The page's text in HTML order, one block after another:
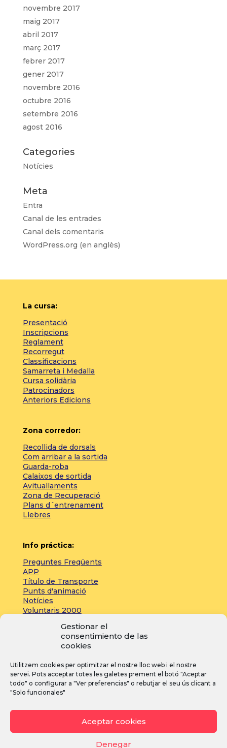
Gestionar el
consentimiento de las
cookies
Utilitzem cookies per optimitzar el nostre lloc web i el nostre
servei. Pots acceptar totes les galetes prement el botó "Aceptar
todo" o configurar a "Ver preferencias" o rebutjar el seu ús clicant a
"Solo funcionales"
Aceptar cookies
Denegar
novembre 2017
maig 2017
abril 2017
març 2017
febrer 2017
gener 2017
novembre 2016
octubre 2016
setembre 2016
agost 2016
Categories
Notícies
Meta
Entra
Canal de les entrades
Canal dels comentaris
WordPress.org (en anglès)
La cursa:
Presentació
Inscripcions
Reglament
Recorregut
Classificacions
Samarreta i Medalla
Cursa solidària
Patrocinadors
Anteriors Edicions
Zona corredor:
Recollida de dorsals
Com arribar a la sortida
Guarda-roba
Calaixos de sortida
Avituallaments
Zona de Recuperació
Plans d´entrenament
Llebres
Info práctica:
Preguntes Freqüents
APP
Título de Transporte
Punts d'animació
Notícies
Voluntaris 2000
Zona de prensa:
Acreditacions
Inscripcions
Notícies
InstagramFacebook YouTube